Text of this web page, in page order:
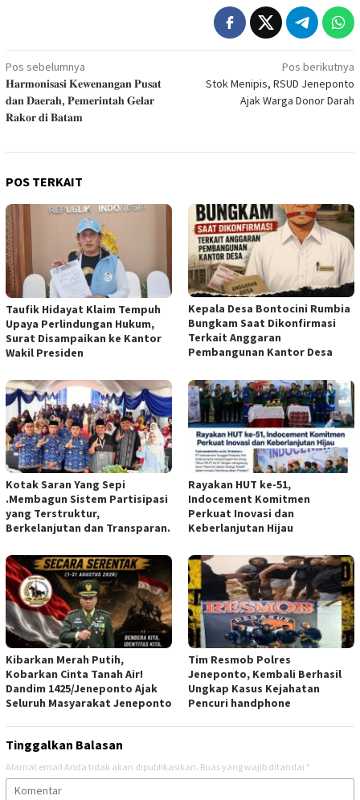
Navigasi
pos
Pos sebelumnya
𝐇𝐚𝐫𝐦𝐨𝐧𝐢𝐬𝐚𝐬𝐢 𝐊𝐞𝐰𝐞𝐧𝐚𝐧𝐠𝐚𝐧 𝐏𝐮𝐬𝐚𝐭
𝐝𝐚𝐧 𝐃𝐚𝐞𝐫𝐚𝐡, 𝐏𝐞𝐦𝐞𝐫𝐢𝐧𝐭𝐚𝐡 𝐆𝐞𝐥𝐚𝐫
𝐑𝐚𝐤𝐨𝐫 𝐝𝐢 𝐁𝐚𝐭𝐚𝐦
Pos berikutnya
Stok Menipis, RSUD Jeneponto
Ajak Warga Donor Darah
POS TERKAIT
Taufik Hidayat Klaim Tempuh
Upaya Perlindungan Hukum,
Surat Disampaikan ke Kantor
Wakil Presiden
Kepala Desa Bontocini Rumbia
Bungkam Saat Dikonfirmasi
Terkait Anggaran
Pembangunan Kantor Desa
Kotak Saran Yang Sepi
.Membagun Sistem Partisipasi
yang Terstruktur,
Berkelanjutan dan Transparan.
Rayakan HUT ke-51,
Indocement Komitmen
Perkuat Inovasi dan
Keberlanjutan Hijau
Kibarkan Merah Putih,
Kobarkan Cinta Tanah Air!
Dandim 1425/Jeneponto Ajak
Seluruh Masyarakat Jeneponto
Tim Resmob Polres
Jeneponto, Kembali Berhasil
Ungkap Kasus Kejahatan
Pencuri handphone
Tinggalkan Balasan
Alamat email Anda tidak akan dipublikasikan. Ruas yang wajib ditandai *